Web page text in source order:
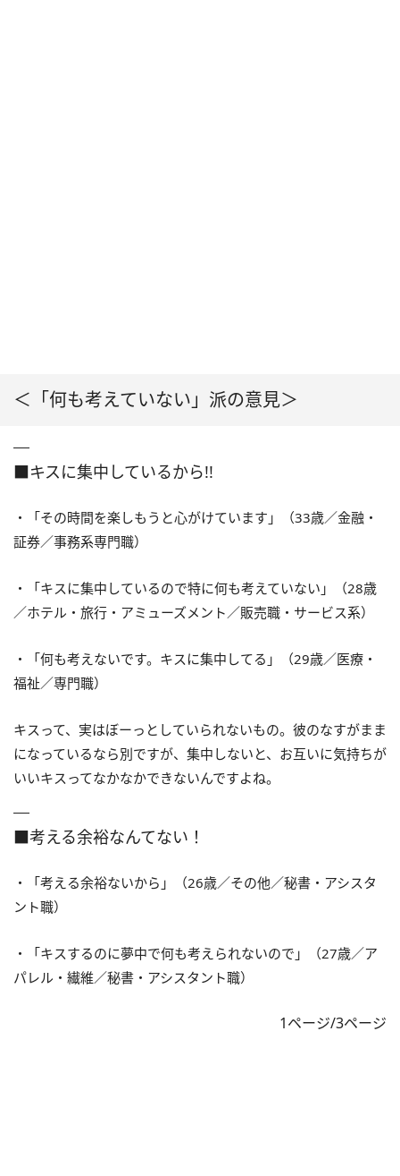
＜「何も考えていない」派の意見＞
■キスに集中しているから!!
・「その時間を楽しもうと心がけています」（33歳／金融・
証券／事務系専門職）
・「キスに集中しているので特に何も考えていない」（28歳
／ホテル・旅行・アミューズメント／販売職・サービス系）
・「何も考えないです。キスに集中してる」（29歳／医療・
福祉／専門職）
キスって、実はぼーっとしていられないもの。彼のなすがまま
になっているなら別ですが、集中しないと、お互いに気持ちが
いいキスってなかなかできないんですよね。
■考える余裕なんてない！
・「考える余裕ないから」（26歳／その他／秘書・アシスタ
ント職）
・「キスするのに夢中で何も考えられないので」（27歳／ア
パレル・繊維／秘書・アシスタント職）
1ページ/3ページ